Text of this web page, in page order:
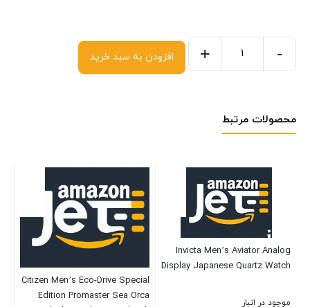
-
+ افزودن به سبد خرید
محصولات مرتبط
Invicta Men’s Aviator Analog
Display Japanese Quartz Watch
موجود در انبار
Citizen Men’s Eco-Drive Special
Edition Promaster Sea Orca